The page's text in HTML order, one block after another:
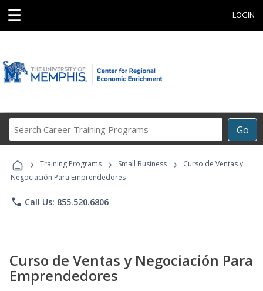
☰ LOGIN
Go
Career
Programs
› Training Programs › Small Business ›
Curso de Ventas y
Negociación Para Emprendedores
phone Call Us: 855.520.6806
Curso de Ventas y Negociación Para
Emprendedores